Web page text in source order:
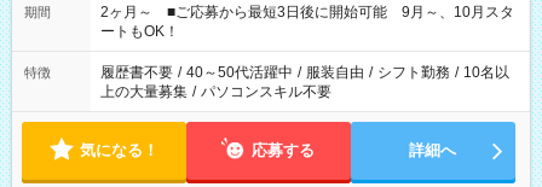
など、あなたのご希望に沿ったお仕事をご紹介します！ ※Wワ
ーク希望の方へ 今ご覧のお仕事で希望する勤務時間と、もう1つ
のお仕事の勤務時間。 合計で週40時間を超える場合は応募でき
ません
期間
2ヶ月～ ■ご応募から最短3日後に開始可能 9月～、10月スタ
ートもOK！
特徴 履歴書不要 / 40～50代活躍中 / 服装自由 / シフト勤務 / 10名以
上の大量募集 / パソコンスキル不要
気になる！ 応募する 詳細へ